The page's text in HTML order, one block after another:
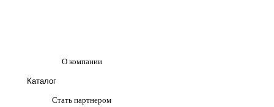
О компании
Каталог
Стать партнером